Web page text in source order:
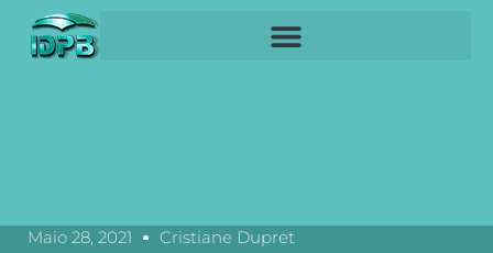
Maio 28, 2021 Cristiane Dupret